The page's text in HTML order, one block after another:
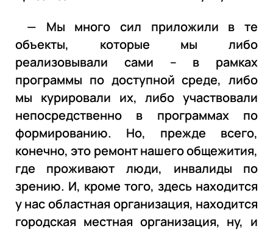
— Мы много сил приложили в те
объекты, которые мы либо
реализовывали сами – в рамках
программы по доступной среде, либо
мы курировали их, либо участвовали
непосредственно в программах по
формированию. Но, прежде всего,
конечно, это ремонт нашего общежития,
где проживают люди, инвалиды по
зрению. И, кроме того, здесь находится
у нас областная организация, находится
городская местная организация, ну, и